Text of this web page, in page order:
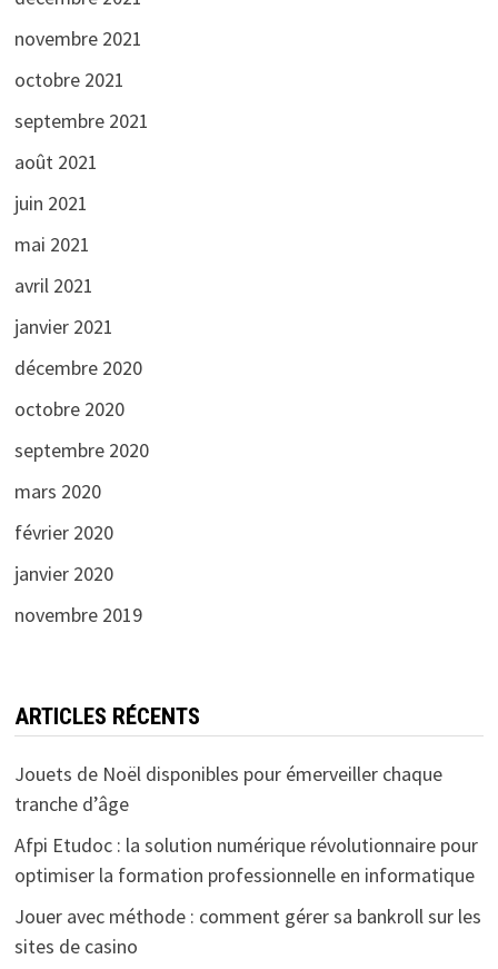
novembre 2021
octobre 2021
septembre 2021
août 2021
juin 2021
mai 2021
avril 2021
janvier 2021
décembre 2020
octobre 2020
septembre 2020
mars 2020
février 2020
janvier 2020
novembre 2019
ARTICLES RÉCENTS
Jouets de Noël disponibles pour émerveiller chaque
tranche d’âge
Afpi Etudoc : la solution numérique révolutionnaire pour
optimiser la formation professionnelle en informatique
Jouer avec méthode : comment gérer sa bankroll sur les
sites de casino